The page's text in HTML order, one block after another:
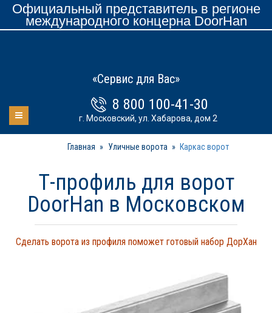
Официальный представитель в регионе
международного концерна DoorHan
«Сервис для Вас»
8 800 100-41-30
г. Московский, ул. Хабарова, дом 2
Главная » Уличные ворота » Каркас ворот
Т-профиль для ворот
DoorHan в Московском
Сделать ворота из профиля поможет готовый набор ДорХан